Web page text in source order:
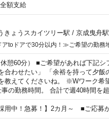
額支給
きょうスカイツリー駅 / 京成曳舟駅
toドアで30分以内！≫ご希望の勤務
憩60分） ■ご希望があれば下記
合わせたい」 「余裕を持って夕
教えてくださいね。 ※Wワーク希
の勤務時間。 合計で週40時間を
用中！急募！】2カ月～ ■ご応募